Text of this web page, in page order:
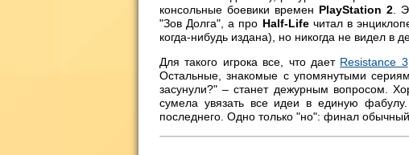
консольные боевики времен PlayStation 2.
"Зов Долга", а про Half-Lifeчитал в
когда-нибудь издана), но никогда не видел в
Для такого игрока все, что дает Resistance 3
Остальные, знакомые с упомянутыми
засунули?" – станет дежурным вопросом.
сумела увязать все идеи в единую
последнего. Одно только "но": финал